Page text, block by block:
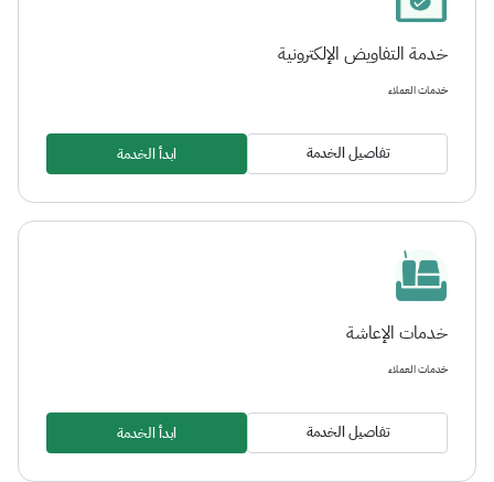
خدمة التفاويض الإلكترونية
خدمات العملاء
تفاصيل الخدمة ابدأ الخدمة
خدمات الإعاشة
خدمات العملاء
تفاصيل الخدمة ابدأ الخدمة